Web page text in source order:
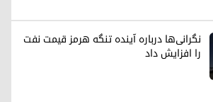
نگرانی‌ها درباره آینده تنگه هرمز قیمت نفت
را افزایش داد